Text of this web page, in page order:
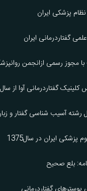
پزشکی ایران
گفتاردرمانی ایران
مجوز رسمی ازانجمن
گفتاردرمانی آوا از سال
رشته آسیب شناسی گفتار و
پزشکی ایران در سال1375
بلع صحیح